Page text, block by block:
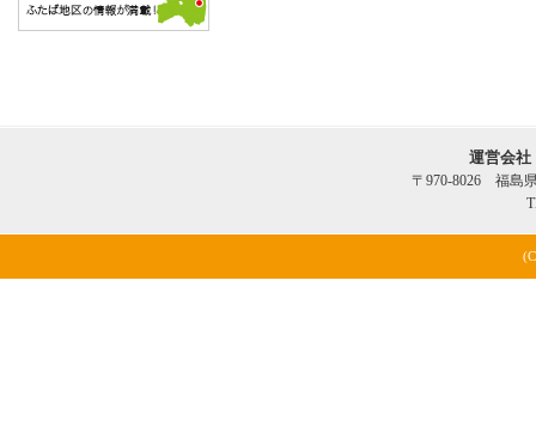
運営会
〒970-8026 福島